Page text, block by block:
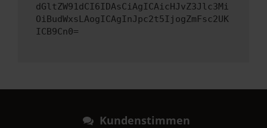
dGltZW91dCI6IDAsCiAgICAicHJvZ3Jlc3Mi
OiBudWxsLAogICAgInJpc2t5IjogZmFsc2UK
ICB9Cn0=
Kundenstimmen